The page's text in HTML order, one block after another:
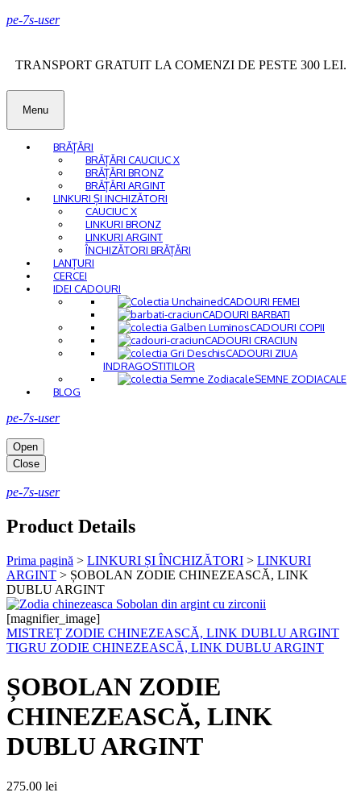
pe-7s-user
TRANSPORT GRATUIT LA COMENZI DE PESTE 300 LEI.
Menu
BRĂȚĂRI
BRĂȚĂRI CAUCIUC X
BRĂȚĂRI BRONZ
BRĂȚĂRI ARGINT
LINKURI ȘI INCHIZĂTORI
CAUCIUC X
LINKURI BRONZ
LINKURI ARGINT
ÎNCHIZĂTORI BRĂȚĂRI
LANȚURI
CERCEI
IDEI CADOURI
CADOURI FEMEI
CADOURI BARBATI
CADOURI COPII
CADOURI CRACIUN
CADOURI ZIUA
INDRAGOSTITILOR
SEMNE ZODIACALE
BLOG
pe-7s-user
Open
Close
pe-7s-user
Product Details
Prima pagină > LINKURI ȘI ÎNCHIZĂTORI > LINKURI
ARGINT > ȘOBOLAN ZODIE CHINEZEASCĂ, LINK
DUBLU ARGINT
[magnifier_image]
MISTREȚ ZODIE CHINEZEASCĂ, LINK DUBLU ARGINT
TIGRU ZODIE CHINEZEASCĂ, LINK DUBLU ARGINT
ȘOBOLAN ZODIE
CHINEZEASCĂ, LINK
DUBLU ARGINT
275.00 lei